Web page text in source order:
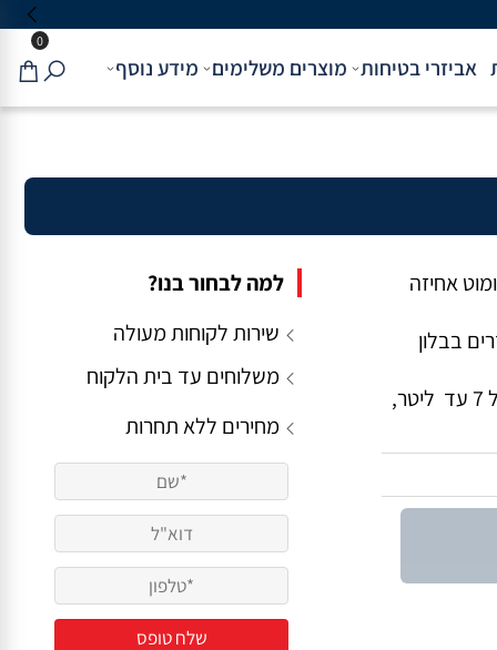
0
אביזרי בטיחות מוצרים משלימים מידע נוסף
עם 2 גלגלים ומוט אחיזה
בבלון
העגלה מיועדת לבלון חמצן בגודל של 7 עד ליטר,
למה לבחור בנו?
שירות לקוחות מעולה
משלוחים עד בית הלקוח
מחירים ללא תחרות